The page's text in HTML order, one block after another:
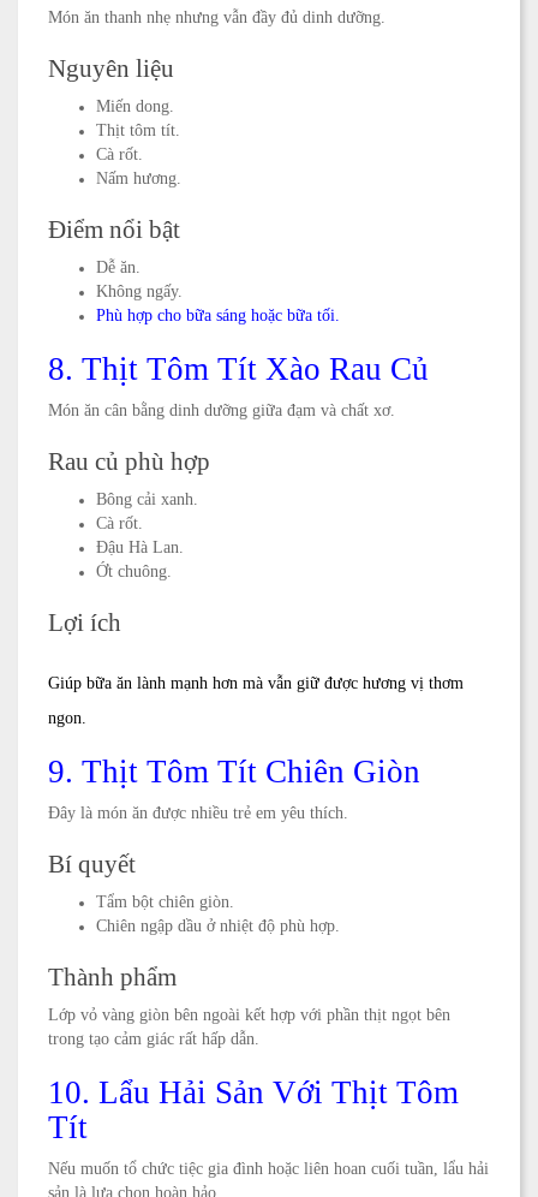
Món ăn thanh nhẹ nhưng vẫn đầy đủ dinh dưỡng.
Nguyên liệu
Miến dong.
Thịt tôm tít.
Cà rốt.
Nấm hương.
Điểm nổi bật
Dễ ăn.
Không ngấy.
Phù hợp cho bữa sáng hoặc bữa tối.
8. Thịt Tôm Tít Xào Rau Củ
Món ăn cân bằng dinh dưỡng giữa đạm và chất xơ.
Rau củ phù hợp
Bông cải xanh.
Cà rốt.
Đậu Hà Lan.
Ớt chuông.
Lợi ích
Giúp bữa ăn lành mạnh hơn mà vẫn giữ được hương vị thơm
ngon.
9. Thịt Tôm Tít Chiên Giòn
Đây là món ăn được nhiều trẻ em yêu thích.
Bí quyết
Tẩm bột chiên giòn.
Chiên ngập dầu ở nhiệt độ phù hợp.
Thành phẩm
Lớp vỏ vàng giòn bên ngoài kết hợp với phần thịt ngọt bên
trong tạo cảm giác rất hấp dẫn.
10. Lẩu Hải Sản Với Thịt Tôm
Tít
Nếu muốn tổ chức tiệc gia đình hoặc liên hoan cuối tuần, lẩu hải
sản là lựa chọn hoàn hảo.